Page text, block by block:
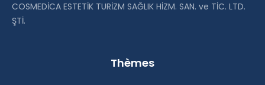
COSMEDİCA ESTETİK TURİZM SAĞLIK HİZM. SAN. ve TİC. LTD.
ŞTİ.
Thèmes